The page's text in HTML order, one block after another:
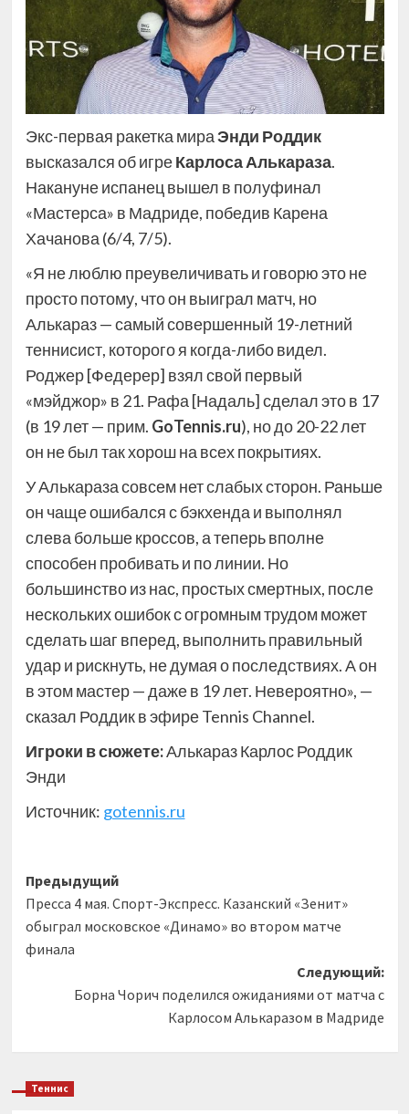
Экс-первая ракетка мираЭнди Роддик
высказался об игреКарлоса Алькараза.
Накануне испанец вышел в полуфинал
«Мастерса» в Мадриде, победив Карена
Хачанова (6/4, 7/5).
«Я не люблю преувеличивать и говорю это не
просто потому, что он выиграл матч, но
Алькараз — самый совершенный 19-летний
теннисист, которого я когда-либо видел.
Роджер [Федерер] взял свой первый
«мэйджор» в 21. Рафа [Надаль] сделал это в 17
(в 19 лет — прим. GoTennis.ru), но до 20-22 лет
он не был так хорош на всех покрытиях.
У Алькараза совсем нет слабых сторон. Раньше
он чаще ошибался с бэкхенда и выполнял
слева больше кроссов, а теперь вполне
способен пробивать и по линии. Но
большинство из нас, простых смертных, после
нескольких ошибок с огромным трудом может
сделать шаг вперед, выполнить правильный
удар и рискнуть, не думая о последствиях. А он
в этом мастер — даже в 19 лет. Невероятно», —
сказал Роддик в эфире Tennis Channel.
Игроки в сюжете:Алькараз Карлос Роддик
Энди
Источник: gotennis.ru
Навигация
записи
Предыдущий
Пресса 4 мая. Спорт-Экспресс. Казанский «Зенит»
обыграл московское «Динамо» во втором матче
финала
Следующий:
Борна Чорич поделился ожиданиями от матча с
Карлосом Алькаразом в Мадриде
Теннис